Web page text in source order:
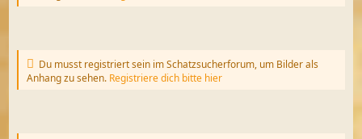
Du musst registriert sein im Schatzsucherforum, um Bilder als
Anhang zu sehen. Registriere dich bitte hier